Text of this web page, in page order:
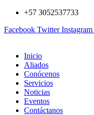
Saltar
contenido
+57 3052537733
Facebook Twitter Instagram
Inicio
Aliados
Conócenos
Servicios
Noticias
Eventos
Contáctanos